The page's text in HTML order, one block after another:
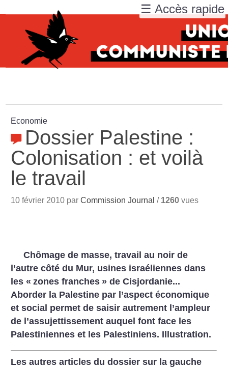
Economie
Dossier Palestine :
Colonisation : et voilà
le travail
10 février 2010 parCommission Journal / 1260 vues
Chômage de masse, travail au noir de
l’autre côté du Mur, usines israéliennes dans
les « zones franches » de Cisjordanie...
Aborder la Palestine par l’aspect économique
et social permet de saisir autrement l’ampleur
de l’assujettissement auquel font face les
Palestiniennes et les Palestiniens. Illustration.
Les autres articles du dossier sur la gauche
☰ Accès rapide